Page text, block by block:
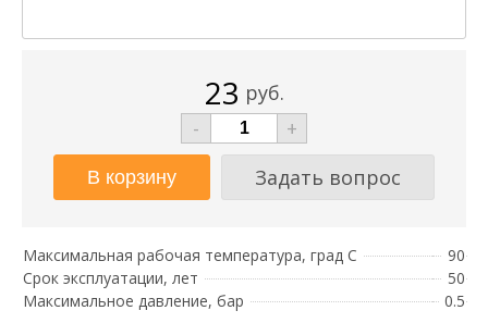
23 руб.
-
+
Задать вопрос
Максимальная рабочая температура, град С
90
Срок эксплуатации, лет
50
Максимальное давление, бар
0.5